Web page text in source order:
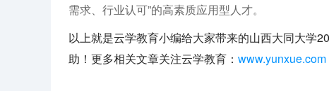
需求、行业认可”的高素质应用型人才。
以上就是云学教育小编给大家带来的山西大同大学
助！更多相关文章关注云学教育： www.yunxue.com